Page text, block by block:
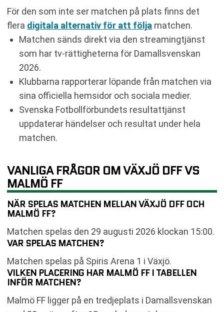
För den som inte ser matchen på plats finns det
flera digitala alternativ för att följa matchen.
Matchen sänds direkt via den streamingtjänst
som har tv-rättigheterna för Damallsvenskan
2026.
Klubbarna rapporterar löpande från matchen via
sina officiella hemsidor och sociala medier.
Svenska Fotbollförbundets resultattjänst
uppdaterar händelser och resultat under hela
matchen.
VANLIGA FRÅGOR OM VÄXJÖ DFF VS
MALMÖ FF
NÄR SPELAS MATCHEN MELLAN VÄXJÖ DFF OCH
MALMÖ FF?
Matchen spelas den 29 augusti 2026 klockan 15:00.
VAR SPELAS MATCHEN?
Matchen spelas på Spiris Arena 1 i Växjö.
VILKEN PLACERING HAR MALMÖ FF I TABELLEN
INFÖR MATCHEN?
Malmö FF ligger på en tredjeplats i Damallsvenskan